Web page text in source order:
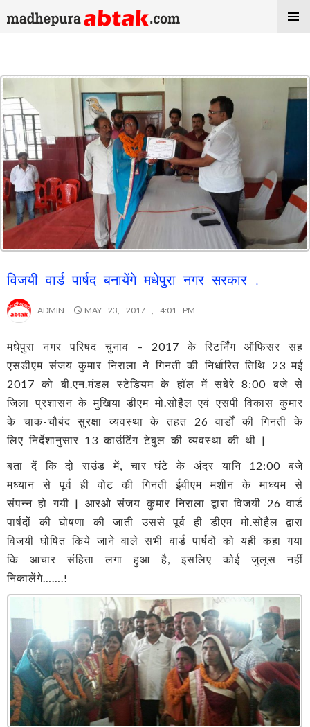
Tag Archives: Madhepura Nagar Parishad Election
विजयी वार्ड पार्षद बनायेंगे मधेपुरा नगर सरकार !
ADMIN MAY 23, 2017 , 4:01 PM
मधेपुरा नगर परिषद चुनाव – 2017 के रिटर्निंग ऑफिसर सह
एसडीएम संजय कुमार निराला ने गिनती की निर्धारित तिथि 23 मई
2017 को बी.एन.मंडल स्टेडियम के हॉल में सबेरे 8:00 बजे से
जिला प्रशासन के मुखिया डीएम मो.सोहैल एवं एसपी विकास कुमार
के चाक-चौबंद सुरक्षा व्यवस्था के तहत 26 वार्डों की गिनती के
लिए निर्देशानुसार 13 काउंटिंग टेबुल की व्यवस्था की थी |
बता दें कि दो राउंड में, चार घंटे के अंदर यानि 12:00 बजे
मध्यान से पूर्व ही वोट की गिनती ईवीएम मशीन के माध्यम से
संपन्न हो गयी | आरओ संजय कुमार निराला द्वारा विजयी 26 वार्ड
पार्षदों की घोषणा की जाती उससे पूर्व ही डीएम मो.सोहैल द्वारा
विजयी घोषित किये जाने वाले सभी वार्ड पार्षदों को यही कहा गया
कि आचार संहिता लगा हुआ है, इसलिए कोई जुलूस नहीं
निकालेंगे…….!